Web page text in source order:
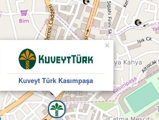
Kuveyt Türk Kasımpaşa
×